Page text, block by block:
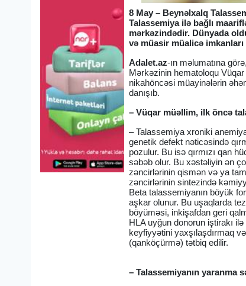
8 May – Beynəlxalq
Talassemiya ilə bağlı
mərkəzindədir. Dünyada
və müasir müalicə
Adalet.az-ın məlumatına
Mərkəzinin hematoloqu Vüqar
nikahöncəsi müayinələrin
danışıb.
– Vüqar müəllim, ilk öncə
– Talassemiya xroniki
genetik defekt nəticəsində
pozulur. Bu isə qırmızı qan
səbəb olur. Bu xəstəliyin ən
zəncirlərinin qismən və ya
zəncirlərinin sintezində
Beta talassemiyanın böyük
aşkar olunur. Bu uşaqlarda
böyüməsi, inkişafdan geri
HLA uyğun donorun iştirakı
keyfiyyətini yaxşılaşdırmaq
(qanköçürmə) tətbiq edilir.
– Talassemiyanın yaranma